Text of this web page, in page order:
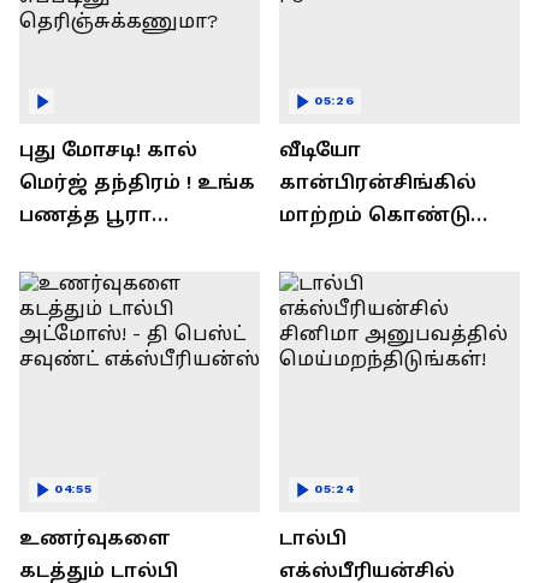
புது மோசடி! கால்
மெர்ஜ் தந்திரம் ! உங்க
பணத்த பூரா
எப்படினு
தெரிஞ்சுக்கணுமா?
வீடியோ
கான்பிரன்சிங்கில்
மாற்றம் கொண்டு
PC"
05:26
உணர்வுகளை
கடத்தும் டால்பி
04:55
டால்பி
எக்ஸ்பீரியன்சில்
05:24